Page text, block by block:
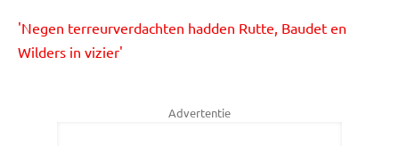
'Negen terreurverdachten hadden Rutte, Baudet en
Wilders in vizier'
Advertentie